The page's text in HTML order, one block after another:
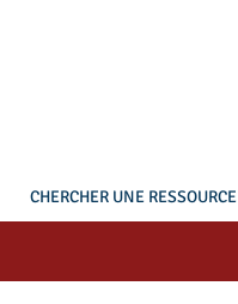
CHERCHER UNE RESSOURCE